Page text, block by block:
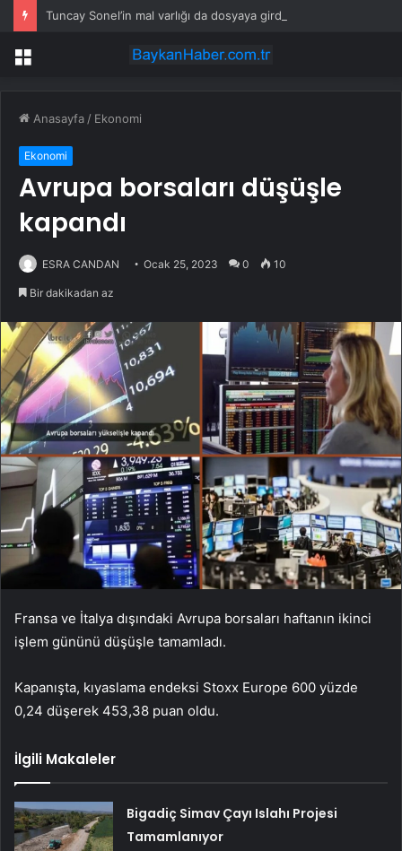
Menü
Anasayfa / Ekonomi
Ekonomi
Avrupa borsaları düşüşle
kapandı
ESRA CANDAN Ocak 25, 2023 0 10
Bir dakikadan az
Fransa ve İtalya dışındaki Avrupa borsaları haftanın ikinci
işlem gününü düşüşle tamamladı.
Kapanışta, kıyaslama endeksi Stoxx Europe 600 yüzde
0,24 düşerek 453,38 puan oldu.
İlgili Makaleler
Bigadiç Simav Çayı Islahı Projesi
Tamamlanıyor